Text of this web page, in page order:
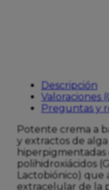
Descripción
Valoraciones
Preguntas y
Potente crema a
y extractos de
polihidroxiácidos
Lactobiónico) que
extracelular de la